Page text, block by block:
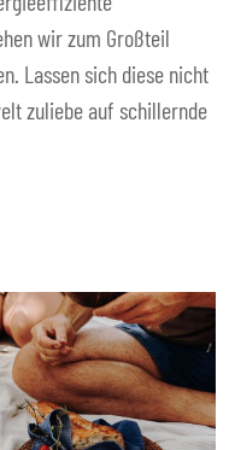
wir zum Großteil
Lassen sich diese nicht
zuliebe auf schillernde